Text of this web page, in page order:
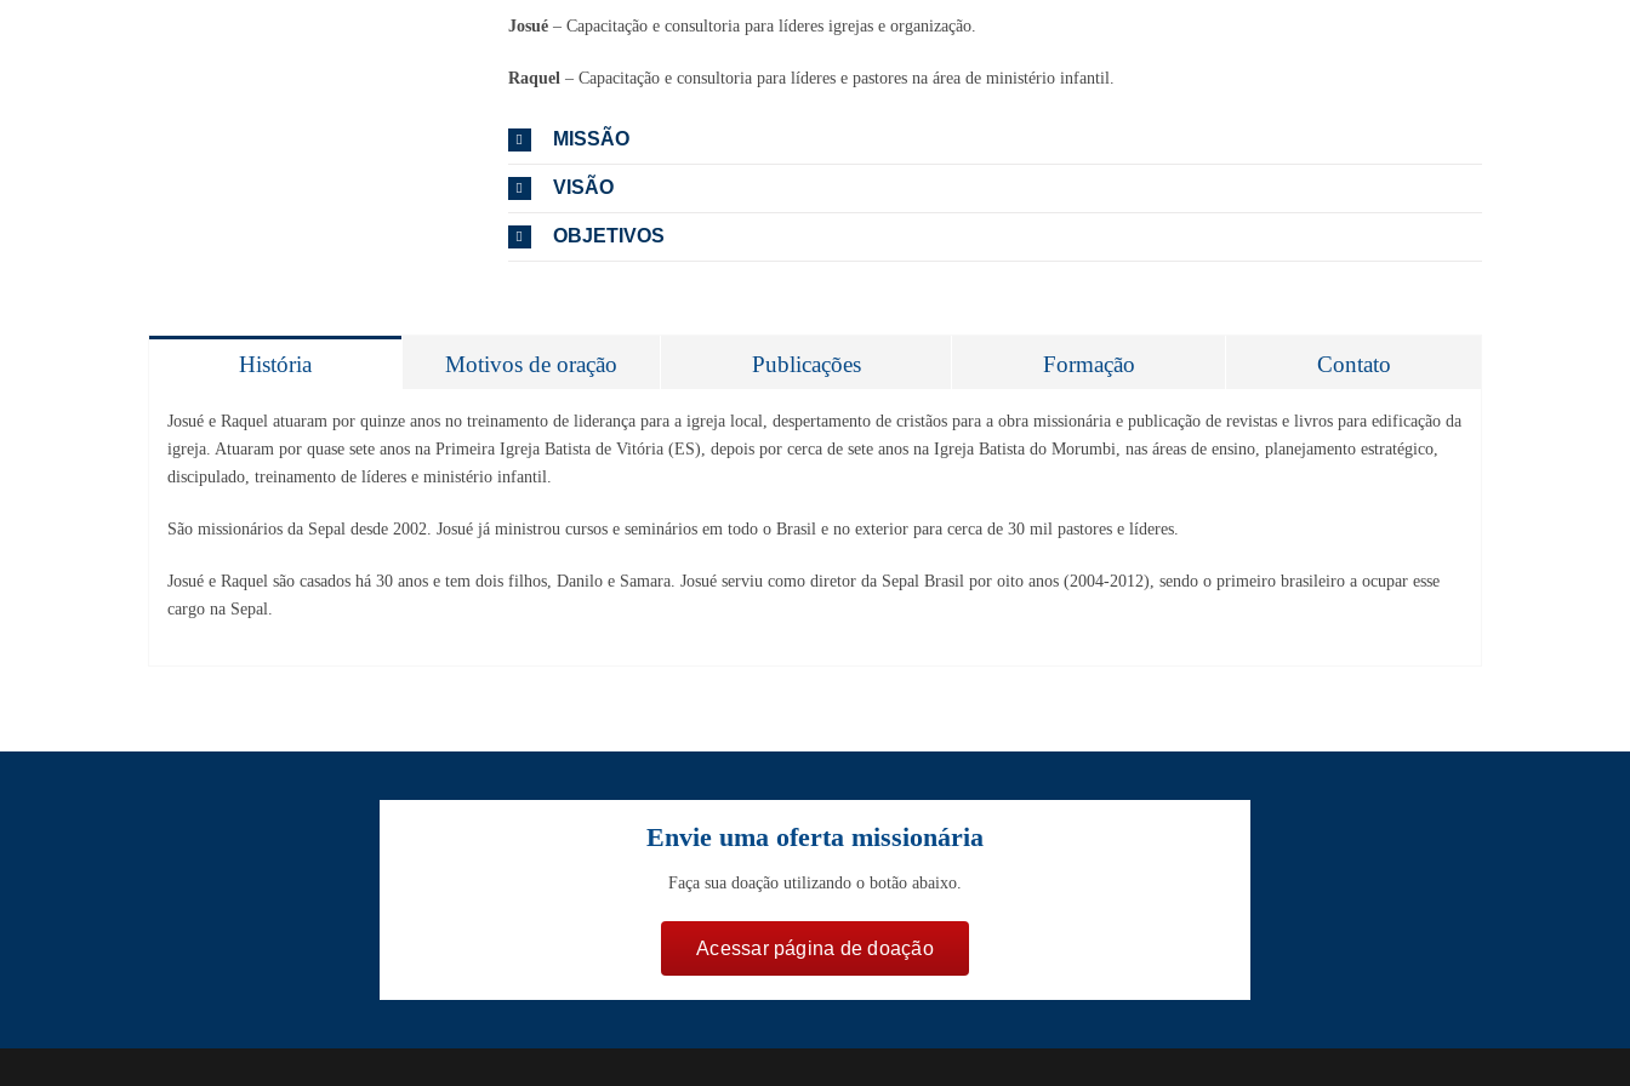
Josué– Capacitação e consultoria para líderes igrejas e organização.
Raquel– Capacitação e consultoria para líderes e pastores na área de ministério infantil.
MISSÃO
VISÃO
OBJETIVOS
História Motivos de oração Publicações Formação Contato
Josué e Raquel atuaram por quinze anos no treinamento de liderança para a igreja local, despertamento de cristãos para a obra missionária e publicação de revistas e livros para edificação da
igreja. Atuaram por quase sete anos na Primeira Igreja Batista de Vitória (ES), depois por cerca de sete anos na Igreja Batista do Morumbi, nas áreas de ensino, planejamento estratégico,
discipulado, treinamento de líderes e ministério infantil.
São missionários da Sepal desde 2002. Josué já ministrou cursos e seminários em todo o Brasil e no exterior para cerca de 30 mil pastores e líderes.
Josué e Raquel são casados há 30 anos e tem dois filhos, Danilo e Samara. Josué serviu como diretor da Sepal Brasil por oito anos (2004-2012), sendo o primeiro brasileiro a ocupar esse
cargo na Sepal.
Envie uma oferta missionária
Faça sua doação utilizando o botão abaixo.
Acessar página de doação